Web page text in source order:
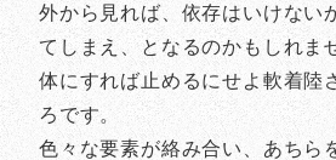
外から見れば、依存はいけない
てしまえ、となるのかもしれま
体にすれば止めるにせよ軟着陸
ろです。
色々な要素が絡み合い、あちら